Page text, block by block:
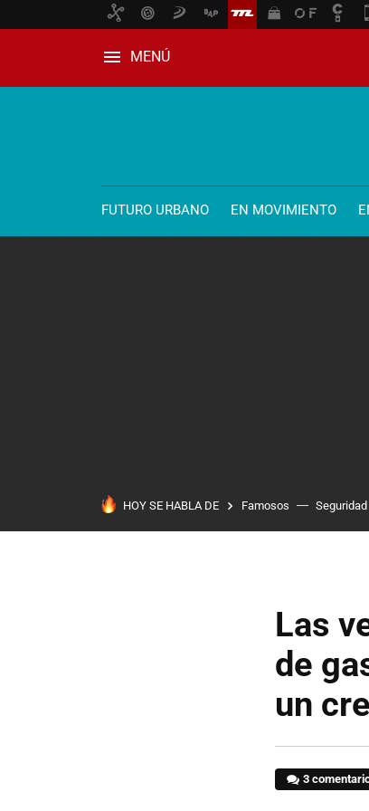
MENÚ
FUTURO URBANO EN MOVIMIENTO
HOY SE HABLA DE Famosos Seguridad
Las
de
un
3